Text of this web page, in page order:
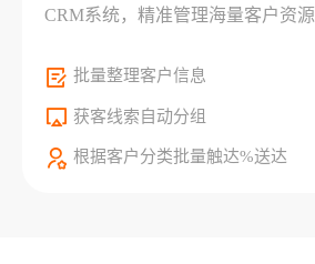
CRM系统，精准管理海量客户资源
批量整理客户信息
获客线索自动分组
根据客户分类批量触达%送达